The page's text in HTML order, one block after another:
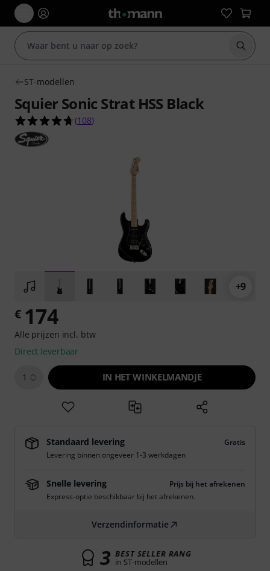
Zoek
ST-modellen
Squier Sonic Strat HSS Black
4.7 van de 5 sterren van 108 klantbeoordelingen
(108)
+9
€ 174
Alle prijzen incl. btw
Direct leverbaar
1 IN HET WINKELMANDJE
Standaard levering
Gratis
Levering binnen ongeveer 1-3 werkdagen
Snelle levering
Prijs bij het afrekenen
Express-optie beschikbaar bij het afrekenen.
Verzendinformatie
3 BEST SELLER RANG
in ST-modellen